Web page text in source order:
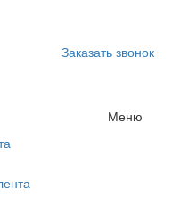
Заказать звонок
Меню